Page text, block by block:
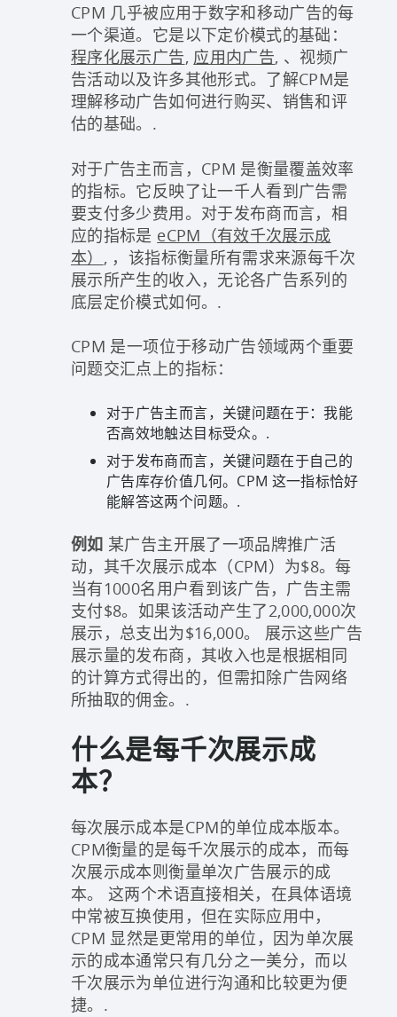
CPM 几乎被应用于数字和移动广告的每
一个渠道。它是以下定价模式的基础：
程序化展示广告, 应用内广告, 、视频广
告活动以及许多其他形式。了解CPM是
理解移动广告如何进行购买、销售和评
估的基础。.
对于广告主而言，CPM 是衡量覆盖效率
的指标。它反映了让一千人看到广告需
要支付多少费用。对于发布商而言，相
应的指标是 eCPM（有效千次展示成
本） , ，该指标衡量所有需求来源每千次
展示所产生的收入，无论各广告系列的
底层定价模式如何。.
CPM 是一项位于移动广告领域两个重要
问题交汇点上的指标：
对于广告主而言，关键问题在于：我能
否高效地触达目标受众。.
对于发布商而言，关键问题在于自己的
广告库存价值几何。CPM 这一指标恰好
能解答这两个问题。.
例如 某广告主开展了一项品牌推广活
动，其千次展示成本（CPM）为$8。每
当有1000名用户看到该广告，广告主需
支付$8。如果该活动产生了2,000,000次
展示，总支出为$16,000。 展示这些广告
展示量的发布商，其收入也是根据相同
的计算方式得出的，但需扣除广告网络
所抽取的佣金。.
什么是每千次展示成
本？
每次展示成本是CPM的单位成本版本。
CPM衡量的是每千次展示的成本，而每
次展示成本则衡量单次广告展示的成
本。 这两个术语直接相关，在具体语境
中常被互换使用，但在实际应用中，
CPM 显然是更常用的单位，因为单次展
示的成本通常只有几分之一美分，而以
千次展示为单位进行沟通和比较更为便
捷。.